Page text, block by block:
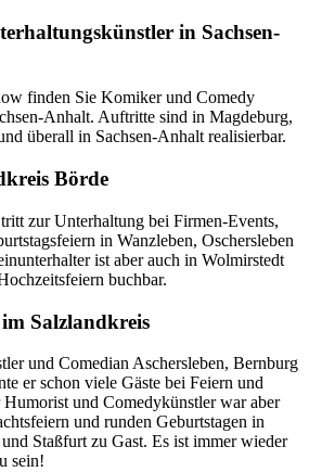
in Sachsen-
finden Sie Komiker und Comedy
Anhalt. Auftritte sind in Magdeburg,
überall in Sachsen-Anhalt realisierbar.
Börde
zur Unterhaltung bei Firmen-Events,
in Wanzleben, Oschersleben
ist aber auch in Wolmirstedt
buchbar.
Salzlandkreis
und Comedian Aschersleben, Bernburg
er schon viele Gäste bei Feiern und
Humorist und Comedykünstler war aber
und runden Geburtstagen in
Staßfurt zu Gast. Es ist immer wieder
sein!